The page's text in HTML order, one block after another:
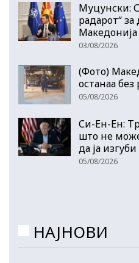
Муцунски:
радарот“
Македонија
03/08/2026
(Фото)
останаа
05/08/2026
Си-Ен-Ен:
што не
да ја изгуби
05/08/2026
НАЈНОВИ